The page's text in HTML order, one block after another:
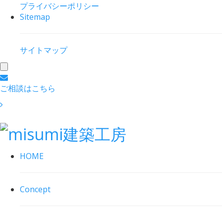
プライバシーポリシー
Sitemap
サイトマップ
toggle
navigation
ご相談はこちら
HOME
Concept